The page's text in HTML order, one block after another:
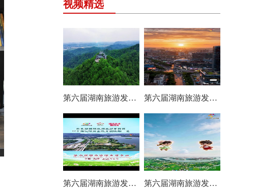
视频精选
第六届湖南旅游发展大会丨岳塘区：一村一景 一步一趣 第六届湖南旅游发展大会丨阿莲潭宝带你云游岳塘（二）
第六届湖南旅游发展大会丨仰天湖国际休闲旅游度假区17个游玩项目全线开放嗨翻一夏 第六届湖南旅游发展大会丨阿莲潭宝带你云游岳塘